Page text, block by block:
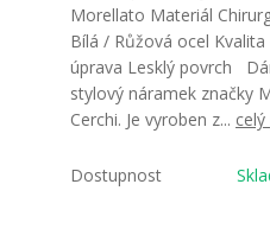
Morellato Materiál
Bílá / Růžová ocel
úprava Lesklý povrch
stylový náramek značky
Cerchi. Je vyroben z...
Dostupnost